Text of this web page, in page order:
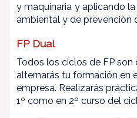
y maquinaria y aplicando
ambiental y de prevención
FP Dual
Todos los ciclos de FP son
alternarás tu formación en
empresa. Realizarás
1º como en 2º curso del